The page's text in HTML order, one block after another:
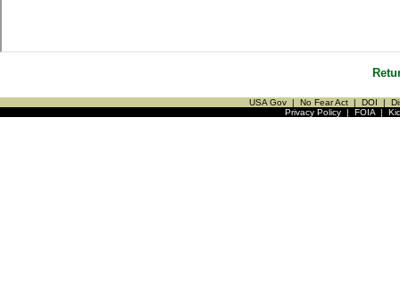
USA Gov | No Fear Act | DOI |
Privacy Policy| FOIA|